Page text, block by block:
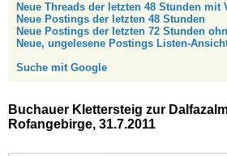
Neue Threads der letzten 48 Stunden mit
Neue Postings der letzten 48 Stunden
Neue Postings der letzten 72 Stunden
Neue, ungelesene Postings Listen-
Suche mit Google
Buchauer Klettersteig zur
Rofangebirge, 31.7.2011